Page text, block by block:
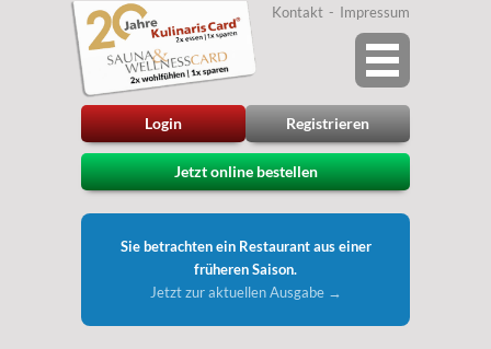
Login Registrieren
Kontakt Impressum
Jetzt online bestellen
Sie betrachten ein Restaurant aus einer
früheren Saison.
Jetzt zur aktuellen Ausgabe →